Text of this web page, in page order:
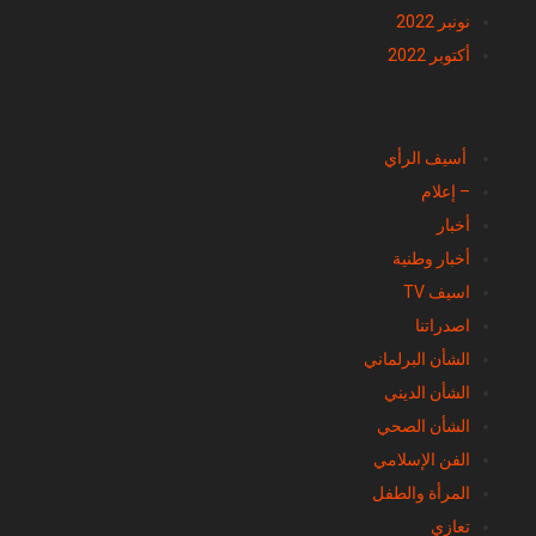
دجنبر 2022
نونبر 2022
تصنيفات
أسيف الرأي
– إعلام
أخبار
أخبار وطنية
اسيف TV
اصدراتنا
الشأن البرلماني
الشأن الديني
الشأن الصحي
الفن الإسلامي
المرأة والطفل